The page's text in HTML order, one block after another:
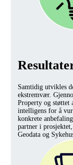
Samtidig utvikles
ekstremvær.
Property og støttet
intelligens for å
konkrete
partner i
Geodata og